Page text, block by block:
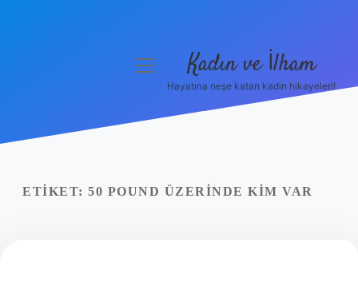
Yasal Uyarı
menüyü
Kadın ve İlham
Hayatına neşe katan kadın hikayeleri!
ETIKET: 50 POUND ÜZERINDE KIM VAR